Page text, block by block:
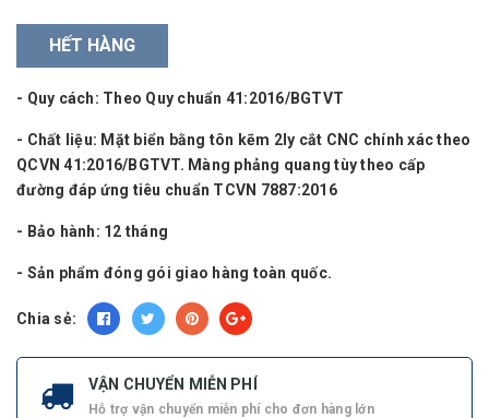
HẾT HÀNG
- Quy cách: Theo Quy chuẩn 41:2016/BGTVT
- Chất liệu: Mặt biển bằng tôn kẽm 2ly cắt CNC chính xác theo
QCVN 41:2016/BGTVT. Màng phảng quang tùy theo cấp
đường đáp ứng tiêu chuẩn TCVN 7887:2016
- Bảo hành: 12 tháng
- Sản phẩm đóng gói giao hàng toàn quốc.
Chia sẻ:
VẬN CHUYỂN MIỄN PHÍ
Hỗ trợ vận chuyển miễn phí cho đơn hàng lớn